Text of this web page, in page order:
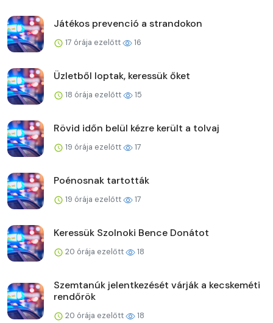
Játékos prevenció a strandokon
17 órája ezelőtt 16
Üzletből loptak, keressük őket
18 órája ezelőtt 15
Rövid időn belül kézre került a tolvaj
19 órája ezelőtt 17
Poénosnak tartották
19 órája ezelőtt 17
Keressük Szolnoki Bence Donátot
20 órája ezelőtt 18
Szemtanúk jelentkezését várják a kecskeméti
rendőrök
20 órája ezelőtt 18